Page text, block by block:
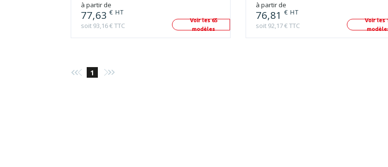
à partir de
77,63 € HT
soit 93,16 € TTC
Voir les 65
modèles
à partir de
76,81 € HT
soit 92,17 € TTC
Voir les
1